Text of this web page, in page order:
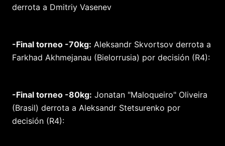
derrota a Dmitriy Vasenev
-Final torneo -70kg: Aleksandr Skvortsov derrota a
Farkhad Akhmejanau (Bielorrusia) por decisión (R4):
-Final torneo -80kg: Jonatan "Maloqueiro" Oliveira
(Brasil) derrota a Aleksandr Stetsurenko por
decisión (R4):